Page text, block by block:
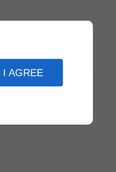
I AGREE